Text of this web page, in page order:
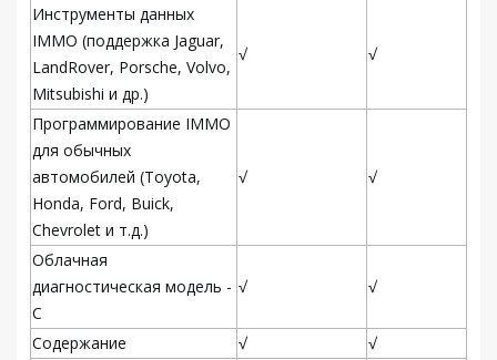
Инструменты данных
IMMO (поддержка Jaguar,
LandRover, Porsche, Volvo,
Mitsubishi и др.)
√ √
Программирование IMMO
для обычных
автомобилей (Toyota,
Honda, Ford, Buick,
Chevrolet и т.д.)
√ √
Облачная
диагностическая модель -
C
√ √
Содержание √
√